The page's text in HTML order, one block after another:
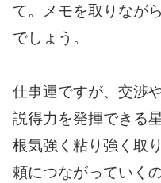
て。メモを取りなが
でしょう。
仕事運ですが、交渉
説得力を発揮できる
根気強く粘り強く取
頼につながっていくの